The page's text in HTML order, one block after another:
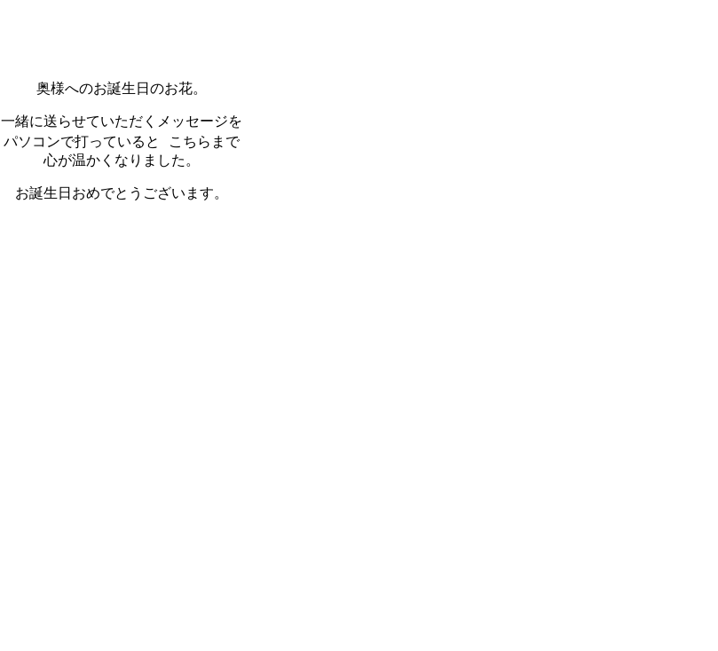
奥様へのお誕生日のお花。
一緒に送らせていただくメッセージを
パソコンで打っていると こちらまで
心が温かくなりました。
お誕生日おめでとうございます。